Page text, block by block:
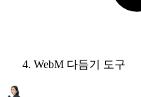
WebM 다듬기 도구